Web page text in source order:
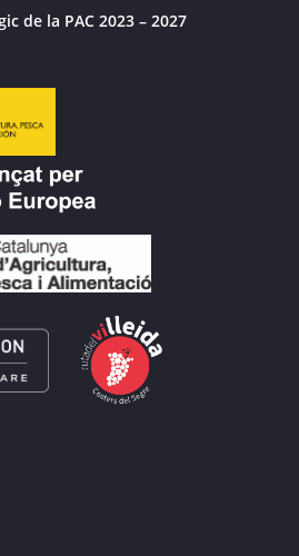
de la PAC 2023 – 2027